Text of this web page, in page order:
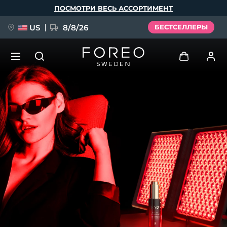
ПОСМОТРИ ВЕСЬ АССОРТИМЕНТ
US 8/8/26 БЕСТСЕЛЛЕРЫ
Профиль пользователя
Мои приборы
Мои заказы
Мои адреса
Мои подписки
НОВИНКА
FAQ™ Pure Beauty-Tech Elixir
BREAKING NEWS
issa™ Teeth Whitening Set
Язык
English Deutsch
Español
Français
Italiano
Português
Polski
Svenska
Русский
Türkçe
简体中文 繁體中文